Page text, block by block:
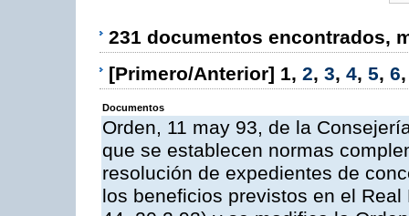
231 documentos encontrados,
[Primero/Anterior] 1, 2, 3, 4, 5, 6
Documentos
Orden, 11 may 93, de la
que se establecen normas
resolución de expedientes de
los beneficios previstos en el